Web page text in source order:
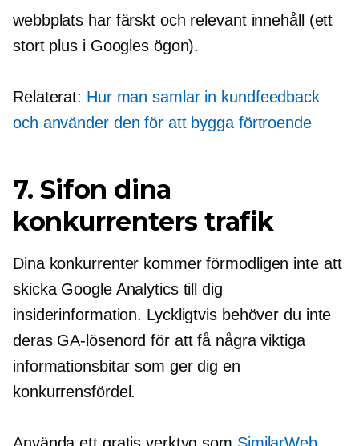
webbplats har färskt och relevant innehåll (ett
stort plus i Googles ögon).
Relaterat: Hur man samlar in kundfeedback
och använder den för att bygga förtroende
7. Sifon dina
konkurrenters trafik
Dina konkurrenter kommer förmodligen inte att
skicka Google Analytics till dig
insiderinformation. Lyckligtvis behöver du inte
deras GA-lösenord för att få några viktiga
informationsbitar som ger dig en
konkurrensfördel.